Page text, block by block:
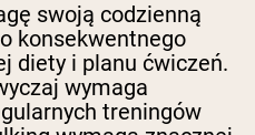
swoją codzienną
konsekwentnego
diety i planu ćwiczeń.
wymaga
treningów